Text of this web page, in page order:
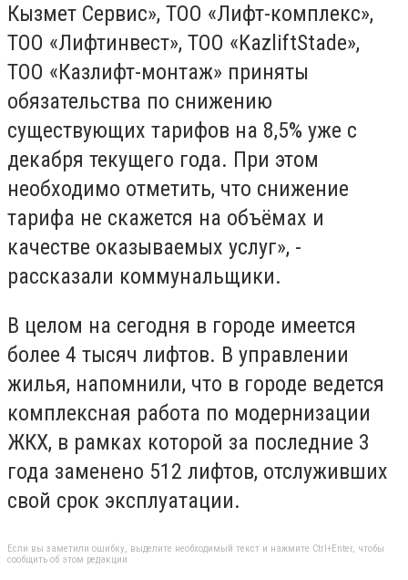
Кызмет Сервис», ТОО «Лифт-комплекс»,
ТОО «Лифтинвест», ТОО «KazliftStade»,
ТОО «Казлифт-монтаж» приняты
обязательства по снижению
существующих тарифов на 8,5% уже с
декабря текущего года. При этом
необходимо отметить, что снижение
тарифа не скажется на объёмах и
качестве оказываемых услуг», -
рассказали коммунальщики.
В целом на сегодня в городе имеется
более 4 тысяч лифтов. В управлении
жилья, напомнили, что в городе ведется
комплексная работа по модернизации
ЖКХ, в рамках которой за последние 3
года заменено 512 лифтов, отслуживших
свой срок эксплуатации.
Если вы заметили ошибку, выделите необходимый текст и нажмите Ctrl+Enter, чтобы
сообщить об этом редакции